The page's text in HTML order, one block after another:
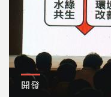
開發